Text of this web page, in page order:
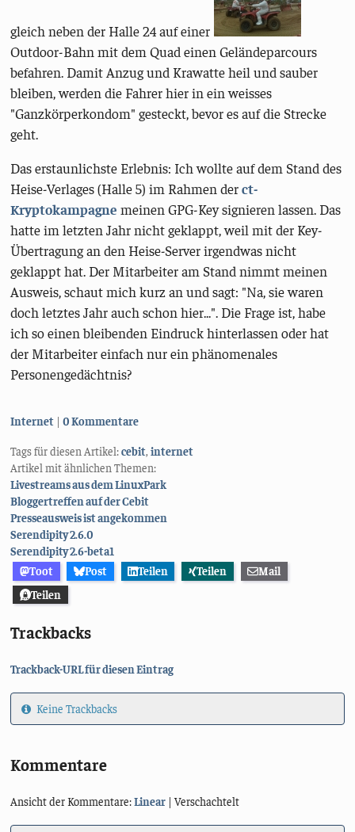
gleich neben der Halle 24 auf einer
Outdoor-Bahn mit dem Quad einen Geländeparcours
befahren. Damit Anzug und Krawatte heil und sauber
bleiben, werden die Fahrer hier in ein weisses
"Ganzkörperkondom" gesteckt, bevor es auf die Strecke
geht.
Das erstaunlichste Erlebnis: Ich wollte auf dem Stand des
Heise-Verlages (Halle 5) im Rahmen derct-
Kryptokampagne meinen GPG-Key signieren lassen. Das
hatte im letzten Jahr nicht geklappt, weil mit der Key-
Übertragung an den Heise-Server irgendwas nicht
geklappt hat. Der Mitarbeiter am Stand nimmt meinen
Ausweis, schaut mich kurz an und sagt: "Na, sie waren
doch letztes Jahr auch schon hier...". Die Frage ist, habe
ich so einen bleibenden Eindruck hinterlassen oder hat
der Mitarbeiter einfach nur ein phänomenales
Personengedächtnis?
Kategorien:
Internet 0 Kommentare
Tags für diesen Artikel:cebit,internet
Artikel mit ähnlichen Themen:
Livestreams aus dem LinuxPark
Bloggertreffen auf der Cebit
Presseausweis ist angekommen
Serendipity 2.6.0
Serendipity 2.6-beta1
Toot
Post Teilen Teilen
Mail
Teilen
Trackbacks
Trackback-URL für diesen Eintrag
Keine Trackbacks
Kommentare
Ansicht der Kommentare:Linear | Verschachtelt